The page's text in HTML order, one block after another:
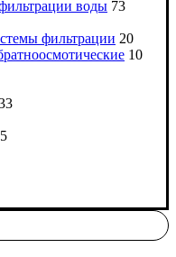
воды 73
фильтрации 20
10